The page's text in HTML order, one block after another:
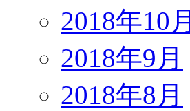
2018年10月
2018年9月
2018年8月